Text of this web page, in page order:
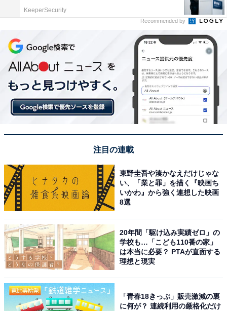
呂も天然温泉が使用されている。
2階の有料ラウンジ「かまくらうんじ」の居心地が
抜群で、個室のような安心感がある「かまくら」や
選べる館内着など、リラックス環境が充実してい
アクセス・料金情報は？ 泊まれる？
KeeperSecurity
Recommended by
注目の連載
東野圭吾や湊かなえだけじゃな
い、「業と罪」を描く『映画ち
いかわ』から強く連想した映画
8選
20年間「駆け込み実績ゼロ」の
学校も…「こども110番の家」
は本当に必要？ PTAが直面する
理想と現実
「青春18きっぷ」販売激減の裏
に何が？ 連続利用の厳格化だけ